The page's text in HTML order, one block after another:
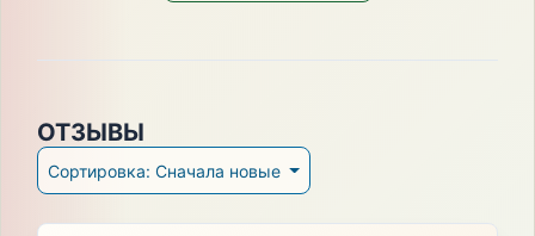
ОТЗЫВЫ
Сортировка: Сначала новые